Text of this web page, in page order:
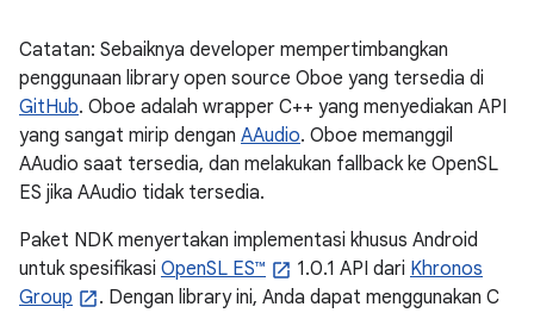
Catatan: Sebaiknya developer mempertimbangkan
penggunaan library open source Oboe yang tersedia di
GitHub. Oboe adalah wrapper C++ yang menyediakan API
yang sangat mirip dengan AAudio. Oboe memanggil
AAudio saat tersedia, dan melakukan fallback ke OpenSL
ES jika AAudio tidak tersedia.
Paket NDK menyertakan implementasi khusus Android
untuk spesifikasi OpenSL ES™ 1.0.1 API dari Khronos
Group
. Dengan library ini, Anda dapat menggunakan C